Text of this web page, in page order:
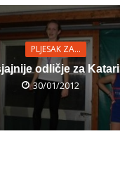
PLJESAK ZA...
odličje za
30/01/2012